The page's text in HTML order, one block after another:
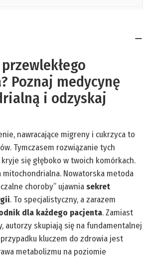
Poznaj medycynę
i odzyskaj
nawracające migreny i cukrzyca to
Tymczasem rozwiązanie tych
się głęboko w twoich komórkach.
mitochondrialna. Nowatorska metoda
choroby” ujawniasekret
. To specjalistyczny, a zarazem
dla każdego pacjenta. Zamiast
autorzy skupiają się na fundamentalnej
kluczem do zdrowia jest
metabolizmu na poziomie